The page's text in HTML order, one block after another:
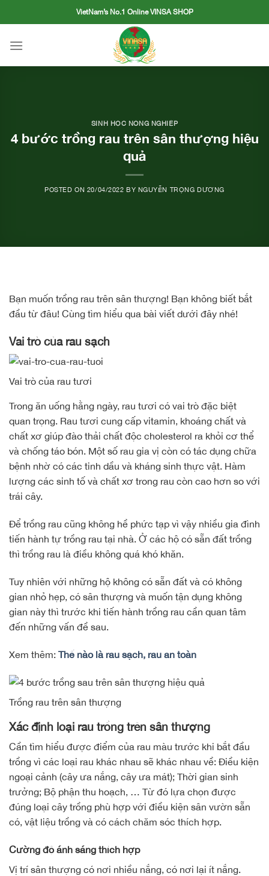
to
VietNam’s No.1 Online VINSA SHOP
SINH HỌC NÔNG NGHIỆP
4 bước trồng rau trên sân thượng hiệu
quả
POSTED ON 20/04/2022 BY NGUYỄN TRỌNG DƯƠNG
Bạn muốn trồng rau trên sân thượng! Bạn không biết bắt
đầu từ đâu! Cùng tìm hiểu qua bài viết dưới đây nhé!
Vai trò của rau sạch
Vai trò của rau tươi
Trong ăn uống hằng ngày, rau tươi có vai trò đặc biệt
quan trọng. Rau tươi cung cấp vitamin, khoáng chất và
chất xơ giúp đào thải chất độc cholesterol ra khỏi cơ thể
và chống táo bón. Một số rau gia vị còn có tác dụng chữa
bệnh nhờ có các tinh dầu và kháng sinh thực vật. Hàm
lượng các sinh tố và chất xơ trong rau còn cao hơn so với
trái cây.
Để trồng rau cũng không hề phức tạp vì vậy nhiều gia đình
tiến hành tự trồng rau tại nhà. Ở các hộ có sẵn đất trồng
thì trồng rau là điều không quá khó khăn.
Tuy nhiên với những hộ không có sẵn đất và có không
gian nhỏ hẹp, có sân thượng và muốn tận dụng không
gian này thì trước khi tiến hành trồng rau cần quan tâm
đến những vấn đề sau.
Xem thêm: Thế nào là rau sạch, rau an toàn
Trồng rau trên sân thượng
Xác định loại rau trồng trên sân thượng
Cần tìm hiểu được điểm của rau màu trước khi bắt đầu
trồng vì các loại rau khác nhau sẽ khác nhau về: Điều kiện
ngoại cảnh (cây ưa nắng, cây ưa mát); Thời gian sinh
trưởng; Bộ phận thu hoạch, … Từ đó lựa chọn được
đúng loại cây trồng phù hợp với điều kiện sân vườn sẵn
có, vật liệu trồng và có cách chăm sóc thích hợp.
Cường độ ánh sáng thích hợp
Vị trí sân thượng có nơi nhiều nắng, có nơi lại ít nắng.